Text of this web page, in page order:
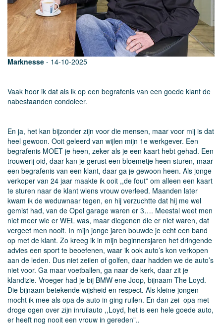
Marknesse - 14-10-2025
Vaak hoor ik dat als ik op een begrafenis van een goede klant de
nabestaanden condoleer.
En ja, het kan bijzonder zijn voor die mensen, maar voor mij is dat
heel gewoon. Ooit geleerd van wijlen mijn 1e werkgever. Een
begrafenis MOET je heen, zeker als je een kaart hebt gehad. Een
trouwerij oid, daar kan je gerust een bloemetje heen sturen, maar
een begrafenis van een klant, daar ga je gewoon heen. Als jonge
verkoper van 24 jaar maakte ik ooit ,,de fout” om alleen een kaart
te sturen naar de klant wiens vrouw overleed. Maanden later
kwam ik de weduwnaar tegen, en hij verzuchtte dat hij me wel
gemist had, van de Opel garage waren er 3…. Meestal weet men
niet meer wie er WEL was, maar diegenen die er niet waren, dat
vergeet men nooit. In mijn jonge jaren bouwde je echt een band
op met de klant. Zo kreeg ik in mijn beginnersjaren het dringende
advies een sport te beoefenen, waar ik ook auto’s kon verkopen
aan de leden. Dus niet zeilen of golfen, daar hadden we de auto’s
niet voor. Ga maar voetballen, ga naar de kerk, daar zit je
klandizie. Vroeger had je bij BMW ene Joop, bijnaam The Loyd.
Die bijnaam betekende wijsheid en respect. Als kleine jongen
mocht ik mee als opa de auto in ging ruilen. En dan zei opa met
droge ogen over zijn inruilauto ,,Loyd, het is een hele goede auto,
er heeft nog nooit een vrouw in gereden”..